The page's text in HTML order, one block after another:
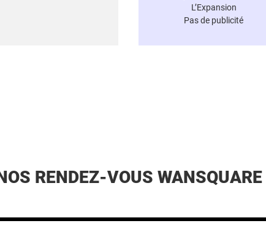
L’Expansion
Pas de publicité
RENDEZ-VOUS WANSQUARE